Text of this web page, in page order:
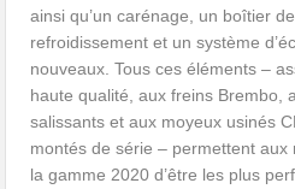
ainsi qu’un carénage, un boîtier
refroidissement et un système
nouveaux. Tous ces éléments –
haute qualité, aux freins Brembo,
salissants et aux moyeux usinés
montés de série – permettent aux
la gamme 2020 d’être les plus